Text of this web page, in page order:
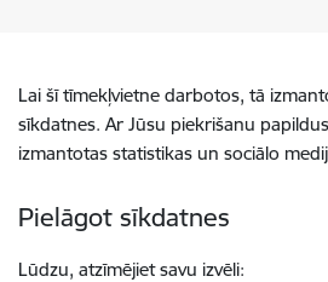
Lai šī tīmekļvietne darbotos, tā
sīkdatnes. Ar Jūsu piekrišanu
izmantotas statistikas un sociālo
Pielāgot sīkdatnes
Lūdzu, atzīmējiet savu izvēli: